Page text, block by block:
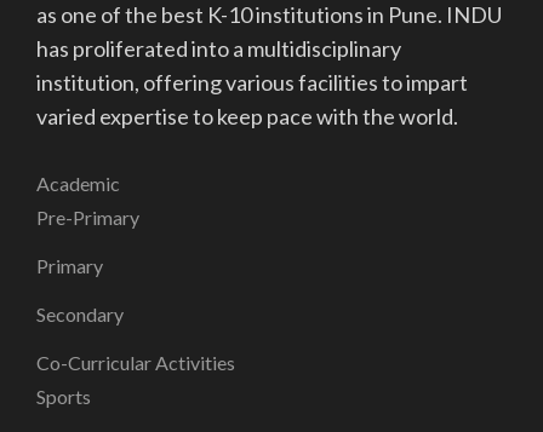
as one of the best K-10 institutions in Pune. INDU
has proliferated into a multidisciplinary
institution, offering various facilities to impart
varied expertise to keep pace with the world.
Academic
Pre-Primary
Primary
Secondary
Co-Curricular Activities
Sports